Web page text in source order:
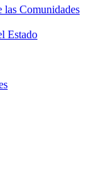
las Comunidades
Estado